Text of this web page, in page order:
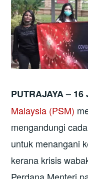
PUTRAJAYA –
Malaysia (PSM)
mengandungi
untuk menangani
kerana krisis